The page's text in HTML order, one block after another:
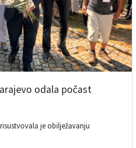
odala počast
je obilježavanju